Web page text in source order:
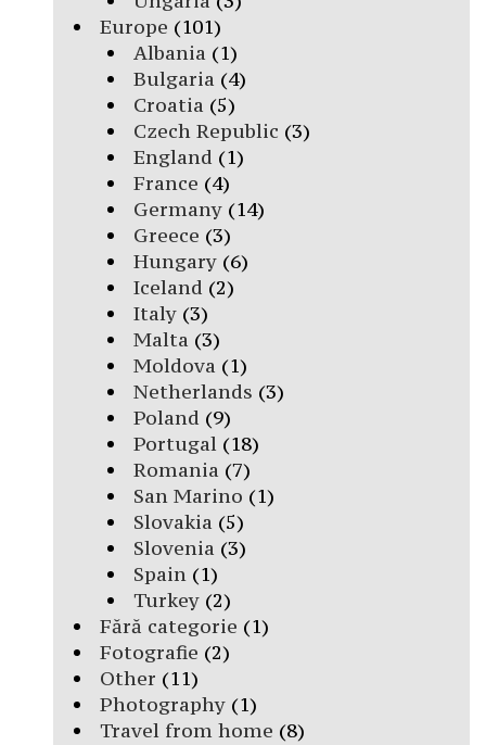
Europe (101)
Albania (1)
Bulgaria (4)
Croatia (5)
Czech Republic (3)
England (1)
France (4)
Germany(14)
Greece (3)
Hungary(6)
Iceland (2)
Italy(3)
Malta (3)
Moldova (1)
Netherlands (3)
Poland (9)
Portugal(18)
Romania (7)
San Marino (1)
Slovakia (5)
Slovenia (3)
Spain(1)
Turkey(2)
Fără categorie (1)
Fotografie (2)
Other (11)
Photography (1)
Travel from home (8)